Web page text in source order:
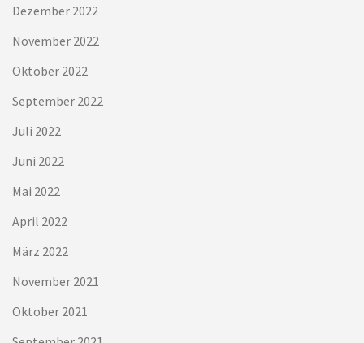
Dezember 2022
November 2022
Oktober 2022
September 2022
Juli 2022
Juni 2022
Mai 2022
April 2022
März 2022
November 2021
Oktober 2021